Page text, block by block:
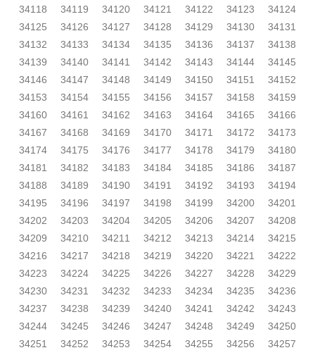
34118
34119 34120 34121 34122 34123
34124
34125
34126 34127 34128 34129 34130
34131
34132
34133 34134 34135 34136 34137
34138
34139
34140 34141 34142 34143 34144
34145
34146
34147 34148 34149 34150 34151
34152
34153
34154 34155 34156 34157 34158
34159
34160
34161 34162 34163 34164 34165
34166
34167
34168 34169 34170 34171 34172
34173
34174
34175 34176 34177 34178 34179
34180
34181
34182 34183 34184 34185 34186
34187
34188
34189 34190 34191 34192 34193
34194
34195
34196 34197 34198 34199 34200
34201
34202
34203 34204 34205 34206 34207
34208
34209
34210 34211 34212 34213 34214
34215
34216
34217 34218 34219 34220 34221
34222
34223
34224 34225 34226 34227 34228
34229
34230
34231 34232 34233 34234 34235
34236
34237
34238 34239 34240 34241 34242
34243
34244
34245 34246 34247 34248 34249
34250
34251
34252 34253 34254 34255 34256
34257